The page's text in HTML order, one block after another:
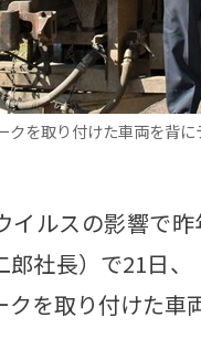
クを取り付けた車両を背
ルスの影響で
郎社長）で21日
を取り付けた車